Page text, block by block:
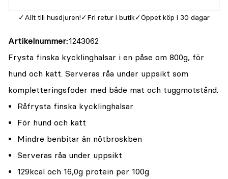
Allt till husdjuren! Fri retur i butik Öppet köp i 30 dagar
Artikelnummer 1243062
Frysta finska kycklinghalsar i en påse om 800g, för
hund och katt. Serveras råa under uppsikt som
kompletteringsfoder med både mat och tuggmotstånd.
Råfrysta finska kycklinghalsar
För hund och katt
Mindre benbitar än nötbroskben
Serveras råa under uppsikt
129kcal och 16,0g protein per 100g